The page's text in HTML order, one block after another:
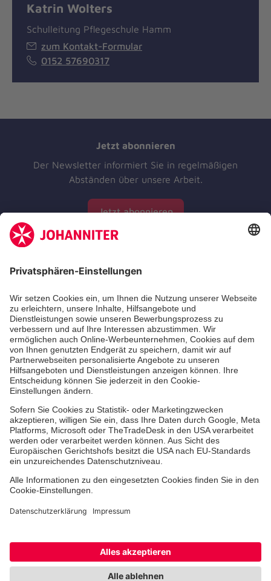
Katrin Wolters
Schulleitung Pflegeschule Hamm
zum Kontakt-Formular
0152 57690317
Jetzt abonnieren
Der Newsletter informiert Sie in regelmäßigen
Abständen über unsere Arbeit.
Jetzt abonnieren
Zertifizierung der Johanniter-Unfall-Hilfe e.V.
Die Johanniter GmbH führt das Spendenzertifikat
des Deutschen Spendenrats e.V.
Über uns
Cookie-Einstellungen Barrierefreiheit Impressum